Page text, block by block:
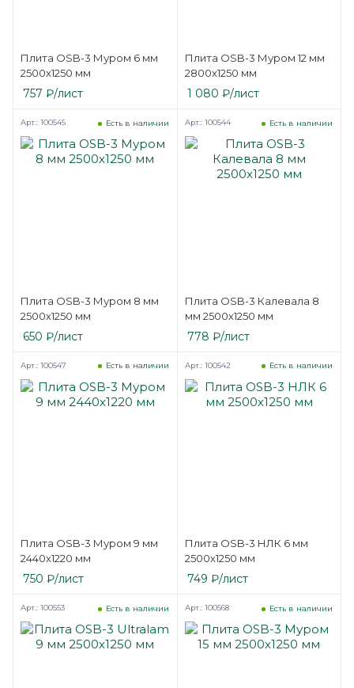
Плита OSB-3 Муром 6 мм
2500х1250 мм
757 ₽/лист
Плита OSB-3 Муром 12 мм
2800х1250 мм
1 080 ₽/лист
Плита OSB-3 Муром 8 мм
2500х1250 мм
Есть в наличии
Арт.: 100545
650 ₽/лист
Плита OSB-3 Калевала 8
мм 2500х1250 мм
Есть в наличии
Арт.: 100544
778 ₽/лист
Плита OSB-3 Муром 9 мм
2440х1220 мм
Есть в наличии
Арт.: 100547
750 ₽/лист
Плита OSB-3 НЛК 6 мм
2500х1250 мм
Есть в наличии
Арт.: 100542
749 ₽/лист
Есть в наличии
Арт.: 100553 Есть в наличии
Арт.: 100568